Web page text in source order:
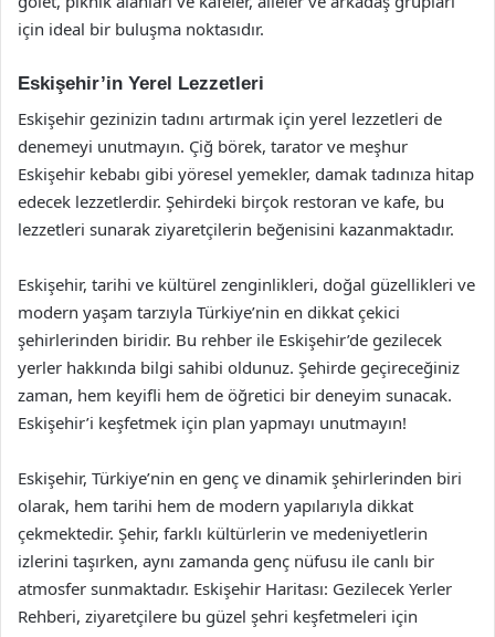
için ideal bir buluşma noktasıdır.
Eskişehir’in Yerel Lezzetleri
Eskişehir gezinizin tadını artırmak için yerel lezzetleri de
denemeyi unutmayın. Çiğ börek, tarator ve meşhur
Eskişehir kebabı gibi yöresel yemekler, damak tadınıza hitap
edecek lezzetlerdir. Şehirdeki birçok restoran ve kafe, bu
lezzetleri sunarak ziyaretçilerin beğenisini kazanmaktadır.
Eskişehir, tarihi ve kültürel zenginlikleri, doğal güzellikleri ve
modern yaşam tarzıyla Türkiye’nin en dikkat çekici
şehirlerinden biridir. Bu rehber ile Eskişehir’de gezilecek
yerler hakkında bilgi sahibi oldunuz. Şehirde geçireceğiniz
zaman, hem keyifli hem de öğretici bir deneyim sunacak.
Eskişehir’i keşfetmek için plan yapmayı unutmayın!
Eskişehir, Türkiye’nin en genç ve dinamik şehirlerinden biri
olarak, hem tarihi hem de modern yapılarıyla dikkat
çekmektedir. Şehir, farklı kültürlerin ve medeniyetlerin
izlerini taşırken, aynı zamanda genç nüfusu ile canlı bir
atmosfer sunmaktadır. Eskişehir Haritası: Gezilecek Yerler
Rehberi, ziyaretçilere bu güzel şehri keşfetmeleri için